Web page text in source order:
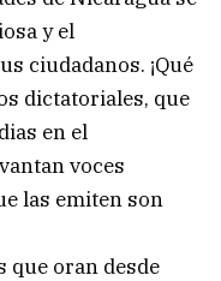
y el
ciudadanos. ¡Qué
dictatoriales, que
en el
voces
las emiten son
que oran desde